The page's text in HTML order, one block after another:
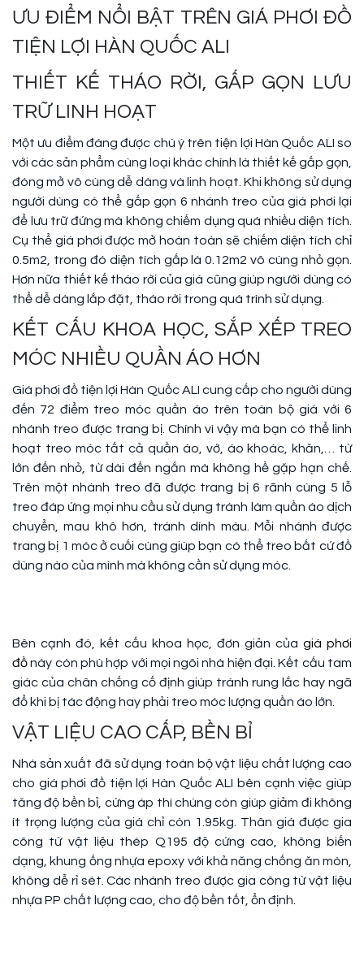
ƯU ĐIỂM NỔI BẬT TRÊN GIÁ PHƠI ĐỒ
TIỆN LỢI HÀN QUỐC ALI
THIẾT KẾ THÁO RỜI, GẤP GỌN LƯU
TRỮ LINH HOẠT
Một ưu điểm đáng được chú ý trên tiện lợi Hàn Quốc ALI so
với các sản phẩm cùng loại khác chính là thiết kế gấp gọn,
đóng mở vô cùng dễ dàng và linh hoạt. Khi không sử dụng
người dùng có thể gấp gọn 6 nhánh treo của giá phơi lại
để lưu trữ đứng mà không chiếm dụng quá nhiều diện tích.
Cụ thể giá phơi được mở hoàn toàn sẽ chiếm diện tích chỉ
0.5m2, trong đó diện tích gấp là 0.12m2 vô cùng nhỏ gọn.
Hơn nữa thiết kế tháo rời của giá cũng giúp người dùng có
thể dễ dàng lắp đặt, tháo rời trong quá trình sử dụng.
KẾT CẤU KHOA HỌC, SẮP XẾP TREO
MÓC NHIỀU QUẦN ÁO HƠN
Giá phơi đồ tiện lợi Hàn Quốc ALI cung cấp cho người dùng
đến 72 điểm treo móc quần áo trên toàn bộ giá với 6
nhánh treo được trang bị. Chính vì vậy mà bạn có thể linh
hoạt treo móc tất cả quần áo, vớ, áo khoác, khăn,… từ
lớn đến nhỏ, từ dài đến ngắn mà không hề gặp hạn chế.
Trên một nhánh treo đã được trang bị 6 rãnh cùng 5 lỗ
treo đáp ứng mọi nhu cầu sử dụng tránh làm quần áo dịch
chuyển, mau khô hơn, tránh dính màu. Mỗi nhánh được
trang bị 1 móc ở cuối cùng giúp bạn có thể treo bất cứ đồ
dùng nào của mình mà không cần sử dụng móc.
Bên cạnh đó, kết cấu khoa học, đơn giản của giá phơi
đồnày còn phù hợp với mọi ngôi nhà hiện đại. Kết cấu tam
giác của chân chống cố định giúp tránh rung lắc hay ngã
đổ khi bị tác động hay phải treo móc lượng quần áo lớn.
VẬT LIỆU CAO CẤP, BỀN BỈ
Nhà sản xuất đã sử dụng toàn bộ vật liệu chất lượng cao
cho giá phơi đồ tiện lợi Hàn Quốc ALI bên cạnh việc giúp
tăng độ bền bỉ, cứng áp thì chúng còn giúp giảm đi không
ít trọng lượng của giá chỉ còn 1.95kg. Thân giá được gia
công từ vật liệu thép Q195 độ cứng cao, không biến
dạng, khung ống nhựa epoxy với khả năng chống ăn mòn,
không dễ rỉ sét. Các nhánh treo được gia công từ vật liệu
nhựa PP chất lượng cao, cho độ bền tốt, ổn định.